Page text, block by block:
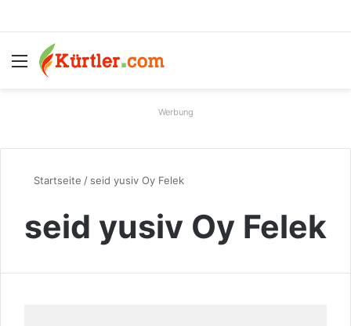
Menü
Werbung
Startseite / seid yusiv Oy Felek
seid yusiv Oy Felek